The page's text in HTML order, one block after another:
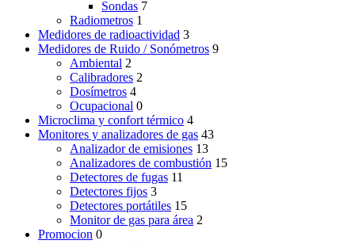
Sondas 7
Radiometros 1
Medidores de radioactividad 3
Medidores de Ruido / Sonómetros 9
Ambiental 2
Calibradores 2
Dosímetros 4
Ocupacional 0
Microclima y confort térmico 4
Monitores y analizadores de gas 43
Analizador de emisiones 13
Analizadores de combustión 15
Detectores de fugas 11
Detectores fijos 3
Detectores portátiles 15
Monitor de gas para área 2
Promocion 0